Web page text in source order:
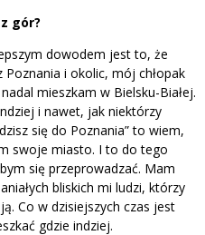
gór?
dowodem jest to, że
Poznania i okolic, mój chłopak
mieszkam w Bielsku-Białej.
i nawet, jak niektórzy
się do Poznania” to wiem,
swoje miasto. I to do tego
się przeprowadzać. Mam
bliskich mi ludzi, którzy
Co w dzisiejszych czas jest
gdzie indziej.